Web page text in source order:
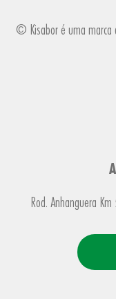
© Kisabor é uma marca
Rod. Anhanguera